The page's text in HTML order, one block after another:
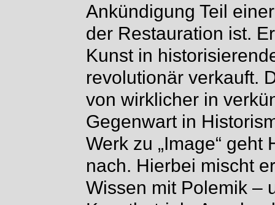
Ankündigung Teil
der Restauration ist.
Kunst in
revolutionär verkauft.
von wirklicher in
Gegenwart in
Werk zu „Image“
nach. Hierbei mischt
Wissen mit Polemik –